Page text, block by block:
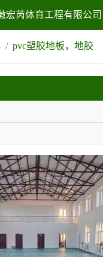
程有限公司网站！
宏芮体育工程有限公司
pvc塑胶地板，地胶